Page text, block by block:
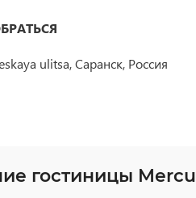
ulitsa, Саранск, Россия
гостиницы